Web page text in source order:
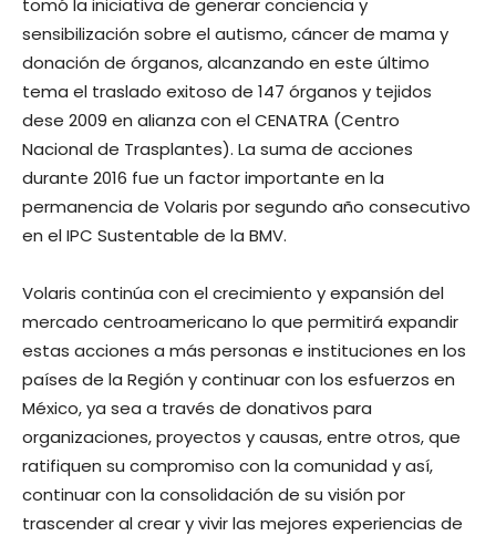
sensibilización sobre el autismo, cáncer de mama y
donación de órganos, alcanzando en este último
tema el traslado exitoso de 147 órganos y tejidos
dese 2009 en alianza con el CENATRA (Centro
Nacional de Trasplantes). La suma de acciones
durante 2016 fue un factor importante en la
permanencia de Volaris por segundo año consecutivo
en el IPC Sustentable de la BMV.
Volaris continúa con el crecimiento y expansión del
mercado centroamericano lo que permitirá expandir
estas acciones a más personas e instituciones en los
países de la Región y continuar con los esfuerzos en
México, ya sea a través de donativos para
organizaciones, proyectos y causas, entre otros, que
ratifiquen su compromiso con la comunidad y así,
continuar con la consolidación de su visión por
trascender al crear y vivir las mejores experiencias de